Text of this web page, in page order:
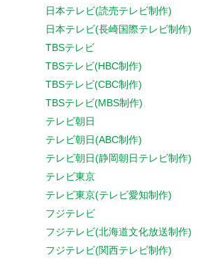
日本テレビ(読売テレビ制作)
日本テレビ(長崎国際テレビ制作)
TBSテレビ
TBSテレビ(HBC制作)
TBSテレビ(CBC制作)
TBSテレビ(MBS制作)
テレビ朝日
テレビ朝日(ABC制作)
テレビ朝日(静岡朝日テレビ制作)
テレビ東京
テレビ東京(テレビ愛知制作)
フジテレビ
フジテレビ(北海道文化放送制作)
フジテレビ(関西テレビ制作)